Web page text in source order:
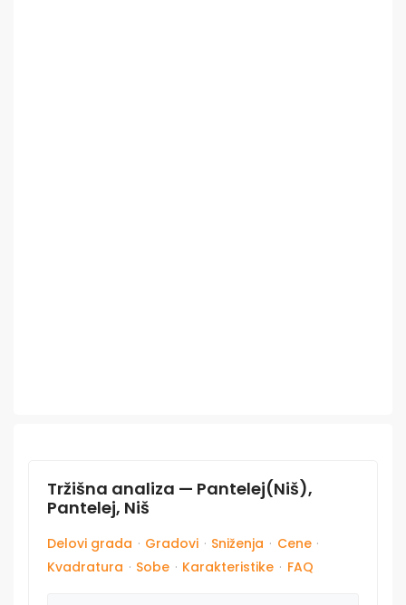
Tržišna analiza — Pantelej(Niš),
Pantelej, Niš
Delovi grada · Gradovi · Sniženja · Cene ·
Kvadratura · Sobe · Karakteristike · FAQ